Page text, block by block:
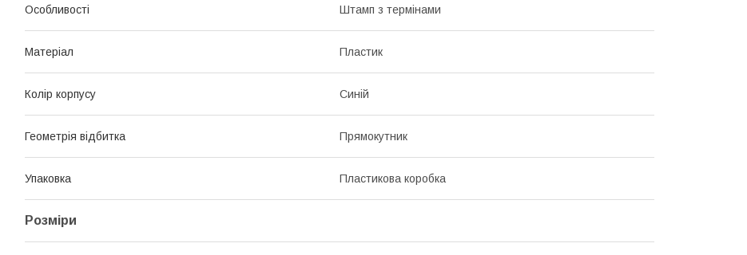
Особливості Штамп з термінами
Матеріал Пластик
Колір корпусу Синій
Геометрія відбитка Прямокутник
Упаковка Пластикова коробка
Розміри